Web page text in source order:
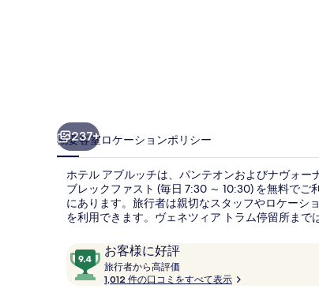
リ
ー
237+
概要客室ロケーションポリシー
ホテル アブルッチは、パンテオンおよびナヴォ
ブレックファスト (毎日 7:30 ～ 10:30) を無料で
にあります。旅行者は親切なスタッフやロケーシ
を利用できます。ヴェネツィア トラム停留所まで
口
コ
ミ
お客様に好評
10
段
階
旅行者から高評価
行
1,012 件の口コミをすべて表示